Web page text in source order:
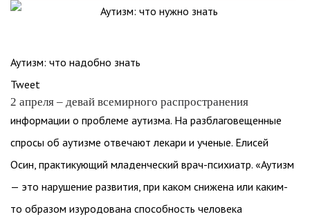
Аутизм: что надобно знать
Tweet
2 апреля – девай всемирного распространения
информации о проблеме аутизма. На разблаговещенные
спросы об аутизме отвечают лекари и ученые. Елисей
Осин, практикующий младенческий врач-психиатр. «Аутизм
— это нарушение развития, при каком снижена или каким-
то образом изуродована способность человека